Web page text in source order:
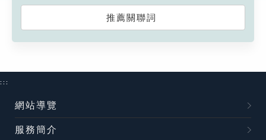
推薦關聯詞
:::
網站導覽
服務簡介